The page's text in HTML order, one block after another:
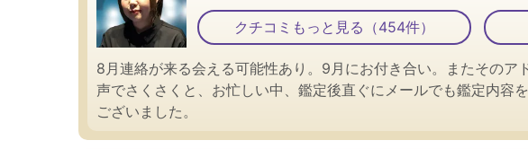
クチコミもっと見る（454件）
8月連絡が来る会える可能性あり。9月にお付き合い。またその
声でさくさくと、お忙しい中、鑑定後直ぐにメールでも鑑定内容
ございました。